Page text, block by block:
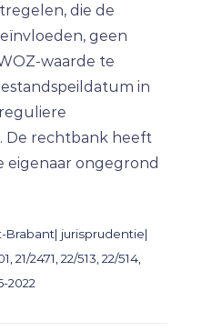
die de
geen
waarde te
in
De rechtbank heeft
eigenaar ongegrond
jurisprudentie|
21/2471, 22/513, 22/514,
2022